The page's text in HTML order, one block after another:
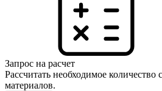
Запрос на расчет
Рассчитать необходимое количество
материалов.